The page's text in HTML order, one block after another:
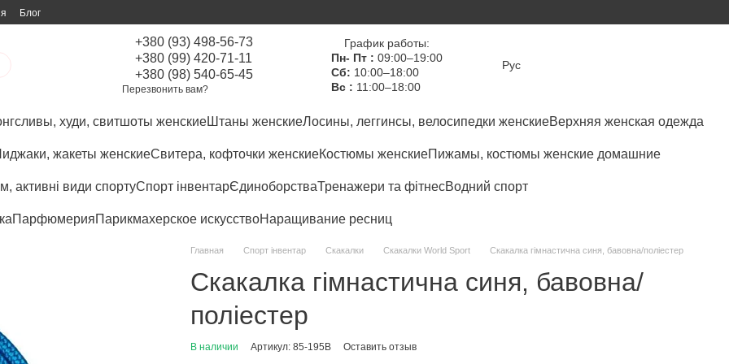
Блог
+380 (93) 498-56-73
+380 (99) 420-71-11
+380 (98) 540-65-45
Перезвонить вам?
График работы:
Пн- Пт : 09:00–19:00
Сб: 10:00–18:00
Вс : 11:00–18:00
Рус
худи, свитшоты женскиеШтаны женскиеЛосины, леггинсы, велосипедки женскиеВерхняя женская одежда
жакеты женскиеСвитера, кофточки женскиеКостюмы женскиеПижамы, костюмы женские домашние
активні види спортуСпорт інвентарЄдиноборстваТренажери та фітнесВодний спорт
ПарфюмерияПарикмахерское искусствоНаращивание ресниц
Главная Спорт інвентар Скакалки Скакалки World Sport Скакалка гімнастична синя, бавовна/поліестер
Скакалка гімнастична синя, бавовна/
поліестер
В наличии Артикул: 85-195B Оставить отзыв